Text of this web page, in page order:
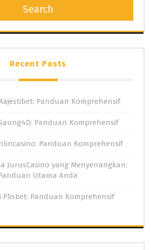
Search
Recent Posts
Panduan Komprehensif
Panduan Komprehensif
Panduan Komprehensif
JurusCasino yang Menyenangkan:
Utama Anda
Plisbet: Panduan Komprehensif